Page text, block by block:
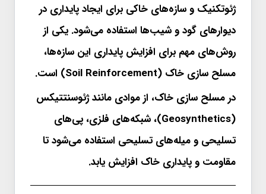
ژئوتکنیک و سازه‌های خاکی برای ایجاد پایداری در
دیوارهای گود و شیب‌ها استفاده می‌شود. یکی از
روش‌های مهم برای افزایش پایداری این سازه‌ها،
مسلح سازی خاک (Soil Reinforcement) است.
در مسلح سازی خاک، از موادی مانند ژئوسنتتیکس
(Geosynthetics)، شبکه‌های فلزی، پی‌های
تسلیحی و میله‌های تسلیحی استفاده می‌شود تا
مقاومت و پایداری خاک افزایش یابد.